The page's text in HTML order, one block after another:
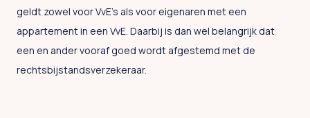
geldt zowel voor VvE’s als voor eigenaren met een
appartement in een VvE. Daarbij is dan wel belangrijk dat
een en ander vooraf goed wordt afgestemd met de
rechtsbijstandsverzekeraar.